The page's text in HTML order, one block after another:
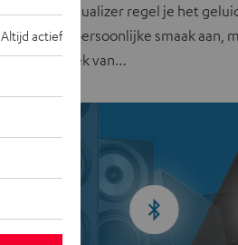
Met een equalizer regel je het
het aan je persoonlijke smaak aan,
de akoestiek van…
Altijd actief